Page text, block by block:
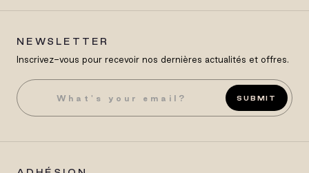
NEWSLETTER
Inscrivez-vous pour recevoir nos dernières actualités et offres.
SUBMIT